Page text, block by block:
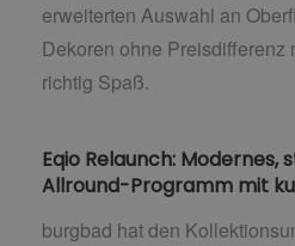
erweiterten Auswahl an
Dekoren ohne Preisdifferenz
richtig Spaß.
Eqio Relaunch:
Allround-Programm mit
burgbad hat den